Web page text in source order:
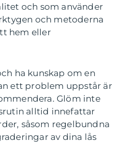
och som använder
och metoderna
hem eller
ha kunskap om en
ett problem uppstår är
Glöm inte
alltid innefattar
såsom regelbundna
av dina lås